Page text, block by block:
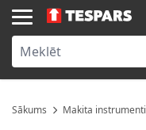
Skip to Content
Sākums Makita instrumenti